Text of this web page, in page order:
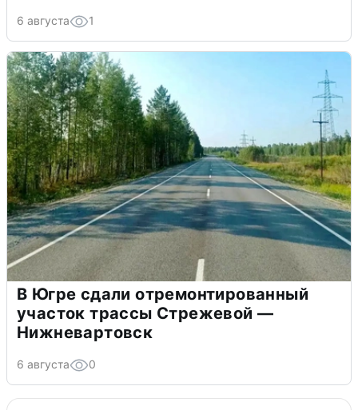
6 августа 1
В Югре сдали отремонтированный
участок трассы Стрежевой —
Нижневартовск
6 августа 0